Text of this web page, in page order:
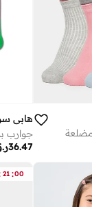
هابي
جوارب
36.47
21 :00